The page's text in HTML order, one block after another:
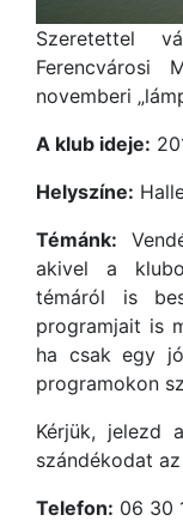
Szeretettel
Ferencvárosi
novemberi
A klub ideje:
Helyszíne:
Témánk:
akivel a
témáról is
programjait is
ha csak egy
programokon
Kérjük, jelezd
szándékodat
Telefon: 06 30